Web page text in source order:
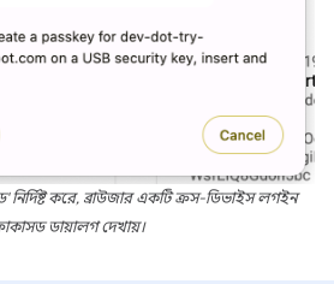
নির্দিষ্ট করে, ব্রাউজার একটি ক্রস-ডিভাইস লগইন
ডায়ালগ দেখায়।